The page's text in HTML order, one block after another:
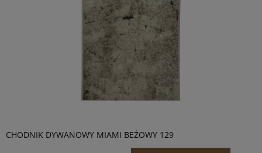
CHODNIK DYWANOWY MIAMI BEŻOWY 129